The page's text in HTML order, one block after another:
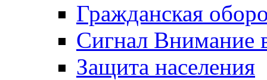
Гражданская
Сигнал Внимание
Защита населения